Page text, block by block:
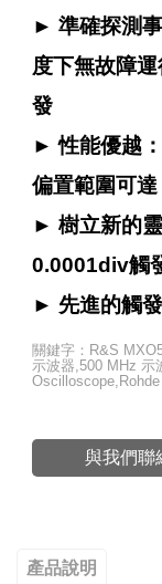
► 準確探測
度下無故障
發
► 性能優越
偏置範圍可
► 樹立新的
0.0001div觸
► 先進的觸
關鍵字：R&S
示波器,500 MHz 示
與我們聯
產品說明